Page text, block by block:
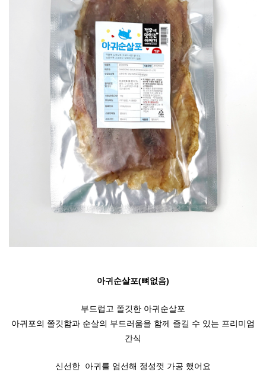
아귀순살포(뼈없음)
부드럽고 쫄깃한 아귀순살포
아귀포의 쫄깃함과 순살의 부드러움을 함께 즐길 수 있는 프리미엄
간식
신선한 아귀를 엄선해 정성껏 가공 했어요